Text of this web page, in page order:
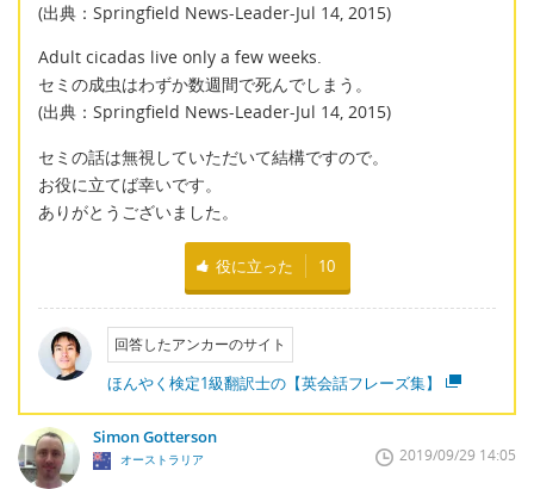
(出典：Springfield News-Leader-Jul 14, 2015)
Adult cicadas live only a few weeks.
セミの成虫はわずか数週間で死んでしまう。
(出典：Springfield News-Leader-Jul 14, 2015)
セミの話は無視していただいて結構ですので。
お役に立てば幸いです。
ありがとうございました。
役に立った 10
回答したアンカーのサイト
ほんやく検定1級翻訳士の【英会話フレーズ集】
Simon Gotterson
オーストラリア 2019/09/29 14:05